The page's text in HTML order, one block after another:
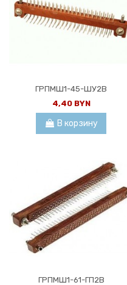
ГРПМШ1-45-ШУ2В
4,40 BYN
В корзину
ГРПМШ1-61-ГП2В